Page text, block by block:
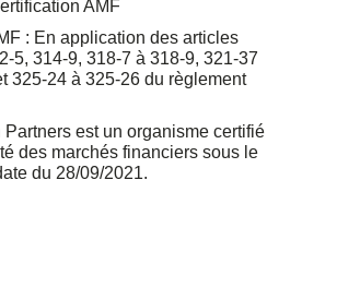
AMF
: En application des articles
5, 314-9, 318-7 à 318-9, 321-37
325-24 à 325-26 du règlement
Partners est un organisme certifié
des marchés financiers sous le
du 28/09/2021.